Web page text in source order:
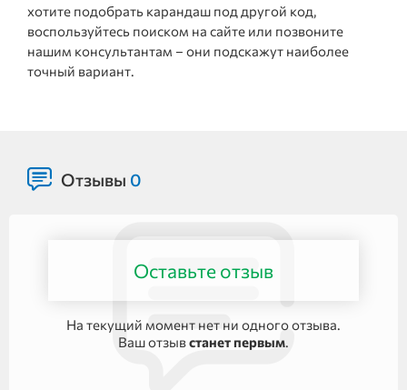
хотите подобрать карандаш под другой код,
воспользуйтесь поиском на сайте или позвоните
нашим консультантам – они подскажут наиболее
точный вариант.
Отзывы 0
Оставьте отзыв
На текущий момент нет ни одного отзыва.
Ваш отзывстанет первым.